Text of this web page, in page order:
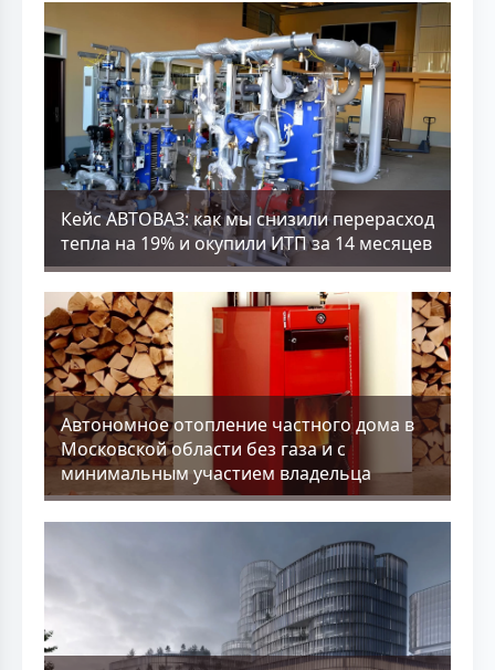
Кейс АВТОВАЗ: как мы снизили перерасход
тепла на 19% и окупили ИТП за 14 месяцев
Aвтономное отопление частного дома в
Московской области без газа и с
минимальным участием владельца